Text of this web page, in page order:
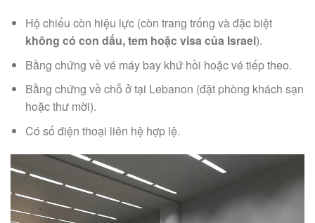
Hộ chiếu còn hiệu lực (còn trang trống và đặc biệt
không có con dấu, tem hoặc visa của Israel).
Bằng chứng về vé máy bay khứ hồi hoặc vé tiếp theo.
Bằng chứng về chỗ ở tại Lebanon (đặt phòng khách sạn
hoặc thư mời).
Có số điện thoại liên hệ hợp lệ.